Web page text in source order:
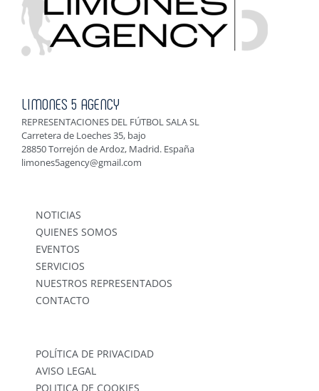
LIMONES 5 AGENCY
REPRESENTACIONES DEL FÚTBOL SALA SL
Carretera de Loeches 35, bajo
28850 Torrejón de Ardoz, Madrid. España
limones5agency@gmail.com
NOTICIAS
QUIENES SOMOS
EVENTOS
SERVICIOS
NUESTROS REPRESENTADOS
CONTACTO
POLÍTICA DE PRIVACIDAD
AVISO LEGAL
POLITICA DE COOKIES